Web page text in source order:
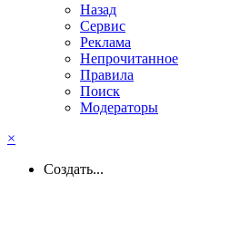
Назад
Сервис
Реклама
Непрочитанное
Правила
Поиск
Модераторы
×
Создать...